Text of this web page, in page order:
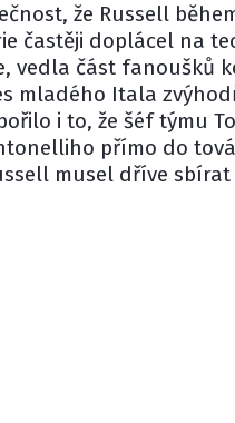
že Russell
častěji doplácel na
vedla část fanoušků
mladého Itala
i to, že šéf týmu
přímo do
musel dříve sbírat